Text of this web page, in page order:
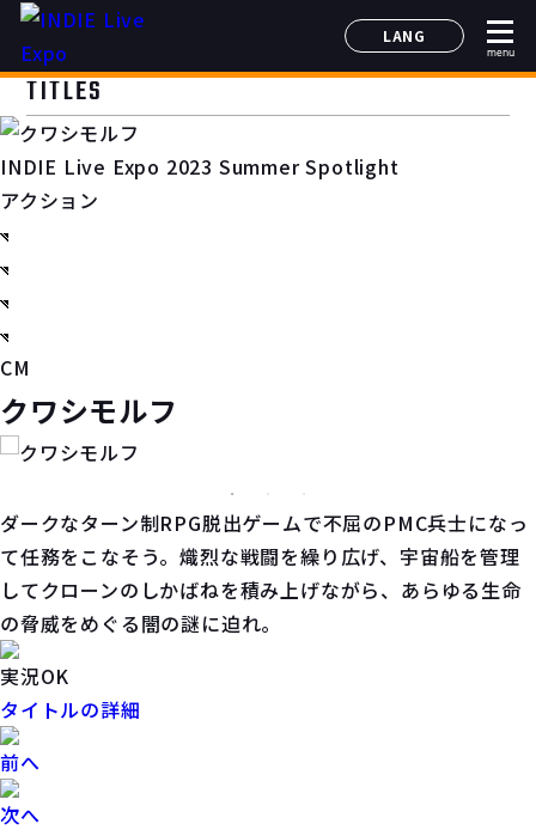
LANG
日本語
한국어
menu
TITLES
INDIE Live Expo 2023 Summer Spotlight
アクション
CM
クワシモルフ
ダークなターン制RPG脱出ゲームで不屈のPMC兵士になっ
て任務をこなそう。熾烈な戦闘を繰り広げ、宇宙船を管理
してクローンのしかばねを積み上げながら、あらゆる生命
の脅威をめぐる闇の謎に迫れ。
実況OK
タイトルの詳細
前へ
次へ